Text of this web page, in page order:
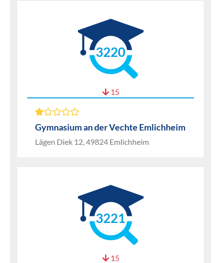
3220
15
Gymnasium an der Vechte Emlichheim
Lägen Diek 12, 49824 Emlichheim
3221
15